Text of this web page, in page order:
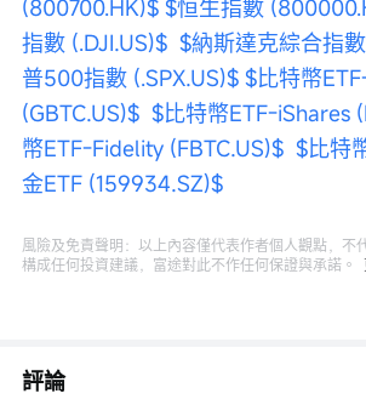
(800700.HK)$ $恒生指數
指數 (.DJI.US)$ $納斯達克綜合指
普500指數 (.SPX.US)$ $比特幣
(GBTC.US)$ $比特幣ETF-iShares
幣ETF-Fidelity (FBTC.US)$ $比特
金ETF (159934.SZ)$
風險及免責聲明：以上內容僅代表作者個人觀點，不
構成任何投資建議，富途對此不作任何保證與承諾。
評論